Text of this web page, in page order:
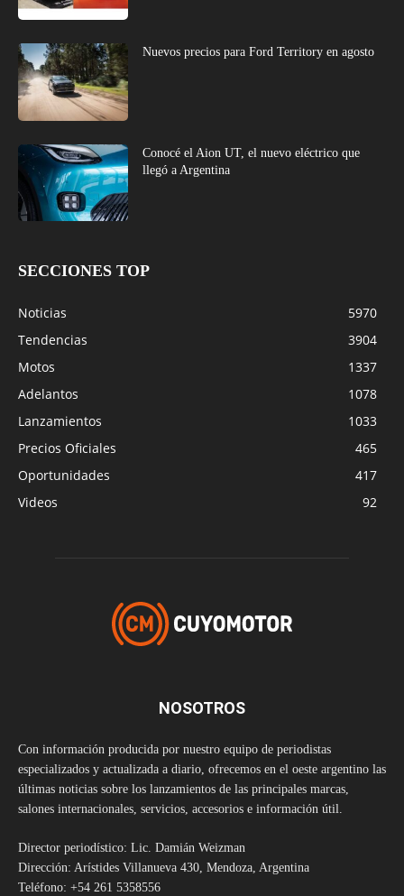
Nuevos precios para Ford Territory en agosto
Conocé el Aion UT, el nuevo eléctrico que
llegó a Argentina
SECCIONES TOP
Noticias
5970
Tendencias
3904
Motos
1337
Adelantos
1078
Lanzamientos
1033
Precios Oficiales
465
Oportunidades
417
Videos
92
NOSOTROS
Con información producida por nuestro equipo de periodistas
especializados y actualizada a diario, ofrecemos en el oeste argentino las
últimas noticias sobre los lanzamientos de las principales marcas,
salones internacionales, servicios, accesorios e información útil.
Director periodístico: Lic. Damián Weizman
Dirección: Arístides Villanueva 430, Mendoza, Argentina
Teléfono: +54 261 5358556